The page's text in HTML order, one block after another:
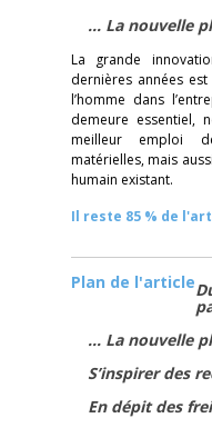
… La nouvelle
La grande
dernières années
l’homme dans
demeure essentiel,
meilleur emploi
matérielles, mais
humain existant.
Il reste 85 % de
Plan de l'article
… La nouvelle
S’inspirer des
En dépit des